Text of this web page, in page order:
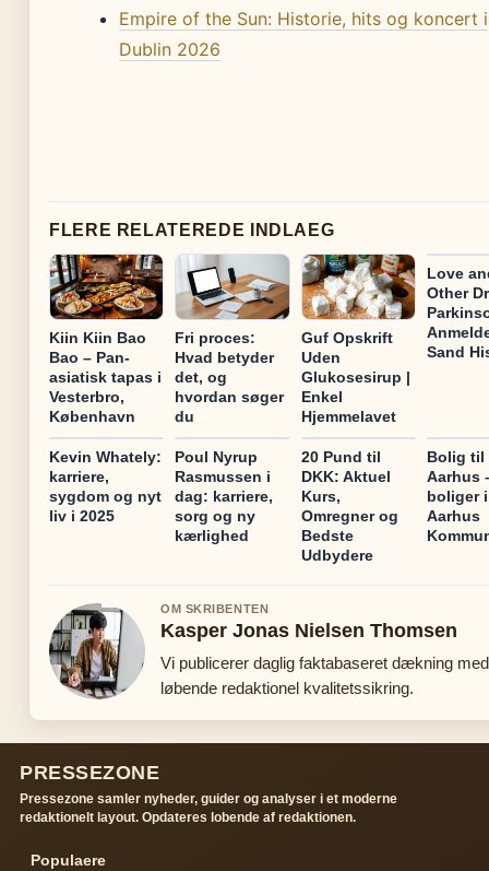
Empire of the Sun: Historie, hits og koncert i
Dublin 2026
FLERE RELATEREDE INDLAEG
Kiin Kiin Bao
Bao – Pan-
asiatisk tapas i
Vesterbro,
København
Fri proces:
Hvad betyder
det, og
hvordan søger
du
Guf Opskrift
Uden
Glukosesirup |
Enkel
Hjemmelavet
Love
Other
Sand
Kevin Whately:
karriere,
sygdom og nyt
liv i 2025
Poul Nyrup
Rasmussen i
dag: karriere,
sorg og ny
kærlighed
20 Pund til
DKK: Aktuel
Kurs,
Omregner og
Bedste
Udbydere
Bolig til
Aarhus
boliger i
Aarhus
OM SKRIBENTEN
Kasper Jonas Nielsen Thomsen
Vi publicerer daglig faktabaseret dækning med
løbende redaktionel kvalitetssikring.
PRESSEZONE
Pressezone samler nyheder, guider og analyser i et moderne
redaktionelt layout. Opdateres lobende af redaktionen.
Populaere